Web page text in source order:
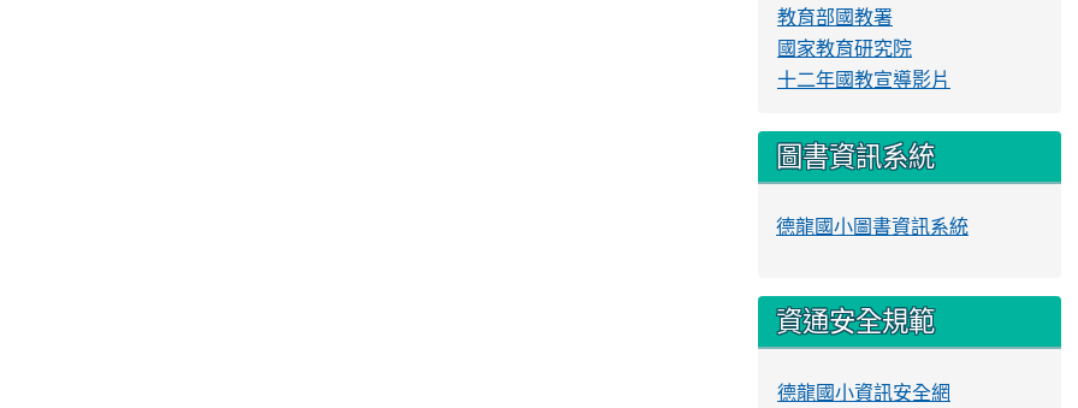
教育部國教署
國家教育研究院
十二年國教宣導影片
圖書資訊系統
德龍國小圖書資訊系統
資通安全規範
德龍國小資訊安全網